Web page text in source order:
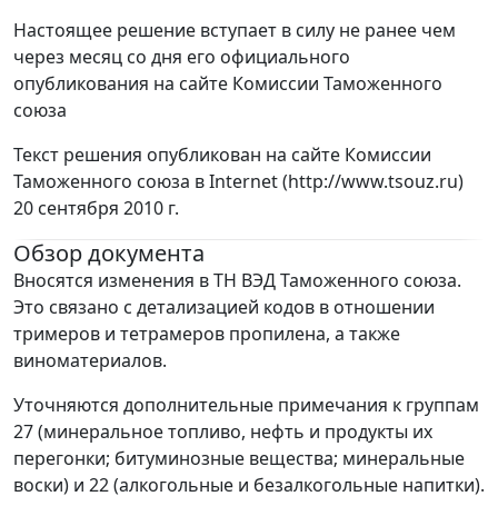
Настоящее решение вступает в силу не ранее чем
через месяц со дня его официального
опубликования на сайте Комиссии Таможенного
союза
Текст решения опубликован на сайте Комиссии
Таможенного союза в Internet (http://www.tsouz.ru)
20 сентября 2010 г.
Обзор документа
Вносятся изменения в ТН ВЭД Таможенного союза.
Это связано с детализацией кодов в отношении
тримеров и тетрамеров пропилена, а также
виноматериалов.
Уточняются дополнительные примечания к группам
27 (минеральное топливо, нефть и продукты их
перегонки; битуминозные вещества; минеральные
воски) и 22 (алкогольные и безалкогольные напитки).